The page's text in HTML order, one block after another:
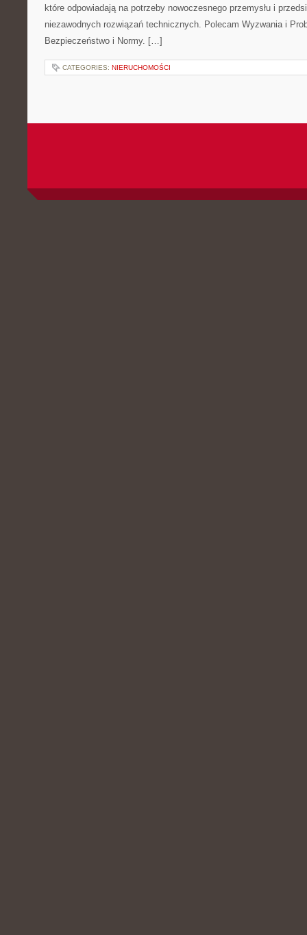
które odpowiadają na potrzeby nowoczesnego przemysłu i
niezawodnych rozwiązań technicznych. Polecam Wyzwania i
Bezpieczeństwo i Normy. […]
CATEGORIES: NIERUCHOMOŚCI